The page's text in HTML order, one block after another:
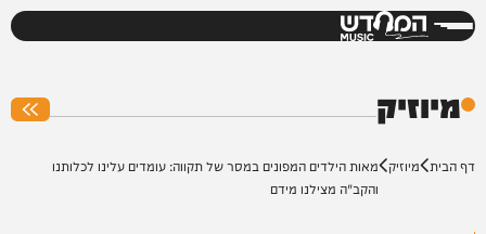
המחדש
מיוזיק
דף הבית מיוזיק מאות הילדים המפונים במסר של תקווה: עומדים עלינו לכלותנו
והקב"ה מצילנו מידם